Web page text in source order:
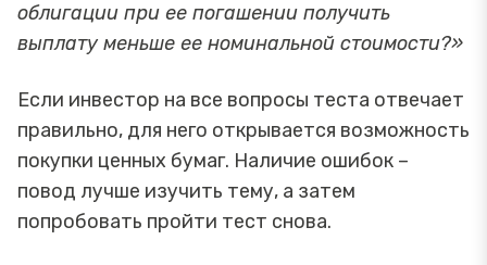
облигации при ее погашении получить
выплату меньше ее номинальной стоимости?»
Если инвестор на все вопросы теста отвечает
правильно, для него открывается возможность
покупки ценных бумаг. Наличие ошибок –
повод лучше изучить тему, а затем
попробовать пройти тест снова.